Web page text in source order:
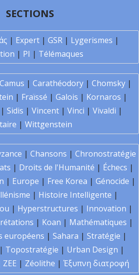
SECTIONS
| Expert| GSR| Lygerismes |
| PI | Télémaques
Camus | Carathéodory| Chomsky|
| Fraïssé | Galois | Kornaros |
| Sidis | Vincent | Vinci | Vivaldi |
| Wittgenstein
| Chansons | Chronostratégie
| Droits de l'Humanité | Échecs |
| Europe | Free Korea | Génocide |
| Histoire Intelligente |
| Hyperstructures | Innovation |
| Koan | Mathématiques |
européens | Sahara | Stratégie |
| Topostratégie | Urban Design |
ZEE | Zéolithe | Έξυπνη διατροφή